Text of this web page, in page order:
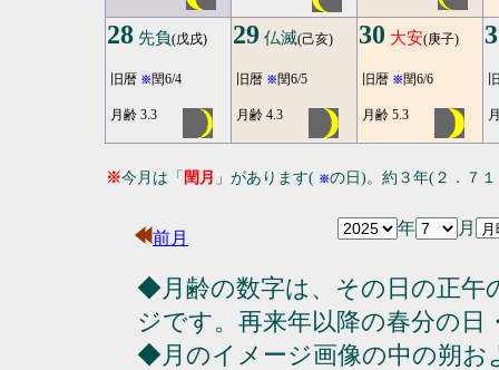
28 先負(戊戌)
旧暦 ※閏6/4
月齢 3.3
29 仏滅(己亥)
旧暦 ※閏6/5
月齢 4.3
30 大安(庚子)
旧暦 ※閏6/6
月齢 5.3
※今月は「 閏月 」があります( ※の日)。約３年(２．７
前月
年 月
◆月齢の数字は、その日の正午
ジです。再来年以降の春分の日
◆月のイメージ画像の中の朔